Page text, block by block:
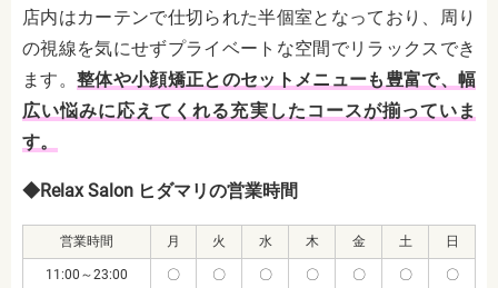
店内はカーテンで仕切られた半個室となっており、周り
の視線を気にせずプライベートな空間でリラックスでき
ます。 整体や小顔矯正とのセットメニューも豊富で、幅
広い悩みに応えてくれる充実したコースが揃っていま
す。
◆Relax Salon ヒダマリの営業時間
営業時間 月 火 水 木 金 土 日
11:00～23:00 〇 〇 〇 〇 〇 〇 〇